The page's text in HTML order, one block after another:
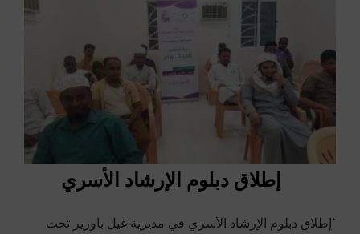
إطلاق دبلوم الإرشاد الأسري
*إطلاق دبلوم الإرشاد الأسري في مديرية غيل باوزير تحت